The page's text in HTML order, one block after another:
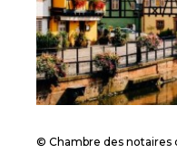
© Chambre des notaires